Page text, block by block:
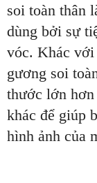
soi toàn thân
dùng bởi sự
vóc. Khác với
gương soi
thước lớn
khác để giúp
hình ảnh của